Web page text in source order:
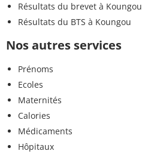
Résultats du brevet à Koungou
Résultats du BTS à Koungou
Nos autres services
Prénoms
Ecoles
Maternités
Calories
Médicaments
Hôpitaux